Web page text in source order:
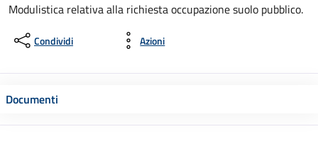
Modulistica relativa alla richiesta occupazione suolo pubblico.
Condividi Azioni
Documenti